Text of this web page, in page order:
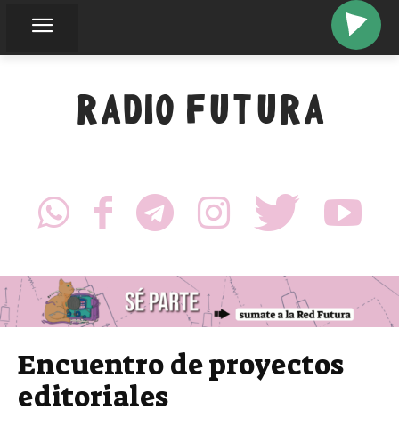
RADIO FUTURA
Encuentro de proyectos
editoriales